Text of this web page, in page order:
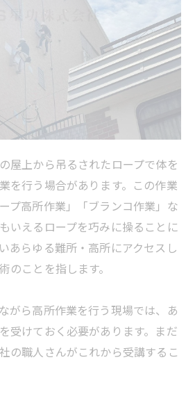
屋上から吊るされたロープで体を
を行う場合があります。この作業
プ高所作業」「ブランコ作業」な
いえるロープを巧みに操ることに
あらゆる難所・高所にアクセスし
のことを指します。
がら高所作業を行う現場では、あ
受けておく必要があります。まだ
の職人さんがこれから受講するこ